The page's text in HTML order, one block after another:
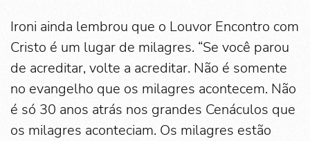
Ironi ainda lembrou que o Louvor Encontro com
Cristo é um lugar de milagres. “Se você parou
de acreditar, volte a acreditar. Não é somente
no evangelho que os milagres acontecem. Não
é só 30 anos atrás nos grandes Cenáculos que
os milagres aconteciam. Os milagres estão